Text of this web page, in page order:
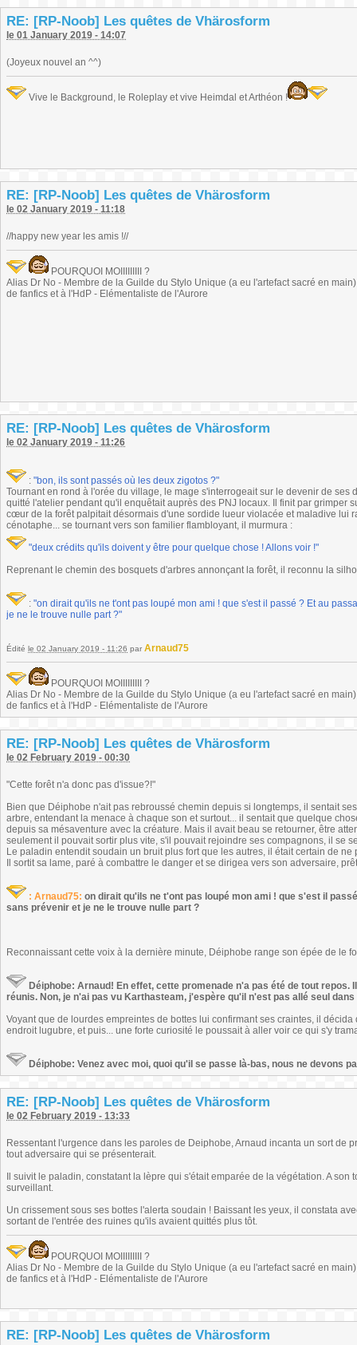
RE: [RP-Noob] Les quêtes de Vhärosform
le 01 January 2019 - 14:07
(Joyeux nouvel an ^^)
Vive le Background, le Roleplay et vive Heimdal et Arthéon !
RE: [RP-Noob] Les quêtes de Vhärosform
le 02 January 2019 - 11:18
//happy new year les amis !//
POURQUOI MOIIIIIIIII ?
Alias Dr No - Membre de la Guilde du Stylo Unique (a eu l'artefact sacré en
de fanfics et à l'HdP - Elémentaliste de l'Aurore
RE: [RP-Noob] Les quêtes de Vhärosform
le 02 January 2019 - 11:26
: "bon, ils sont passés où les deux zigotos ?"
Tournant en rond à l'orée du village, le mage s'interrogeait sur le devenir de
quitté l'atelier pendant qu'il enquêtait auprès des PNJ locaux. Il finit par grimper
cœur de la forêt palpitait désormais d'une sordide lueur violacée et maladive lui
cénotaphe... se tournant vers son familier flambloyant, il murmura :
"deux crédits qu'ils doivent y être pour quelque chose ! Allons voir !"
Reprenant le chemin des bosquets d'arbres annonçant la forêt, il reconnu la
: "on dirait qu'ils ne t'ont pas loupé mon ami ! que s'est il passé ? Et au
je ne le trouve nulle part ?"
Édité le 02 January 2019 - 11:26 par Arnaud75
POURQUOI MOIIIIIIIII ?
Alias Dr No - Membre de la Guilde du Stylo Unique (a eu l'artefact sacré en
de fanfics et à l'HdP - Elémentaliste de l'Aurore
RE: [RP-Noob] Les quêtes de Vhärosform
le 02 February 2019 - 00:30
"Cette forêt n'a donc pas d'issue?!"
Bien que Déiphobe n'ait pas rebroussé chemin depuis si longtemps, il sentait
arbre, entendant la menace à chaque son et surtout... il sentait que quelque
depuis sa mésaventure avec la créature. Mais il avait beau se retourner, être
seulement il pouvait sortir plus vite, s'il pouvait rejoindre ses compagnons, il se
Le paladin entendit soudain un bruit plus fort que les autres, il était certain de
Il sortit sa lame, paré à combattre le danger et se dirigea vers son adversaire,
: Arnaud75: on dirait qu'ils ne t'ont pas loupé mon ami ! que s'est il
sans prévenir et je ne le trouve nulle part ?
Reconnaissant cette voix à la dernière minute, Déiphobe range son épée de le
Déiphobe: Arnaud! En effet, cette promenade n'a pas été de tout
réunis. Non, je n'ai pas vu Karthasteam, j'espère qu'il n'est pas allé seul dans
Voyant que de lourdes empreintes de bottes lui confirmant ses craintes, il
endroit lugubre, et puis... une forte curiosité le poussait à aller voir ce qui s'y
Déiphobe: Venez avec moi, quoi qu'il se passe là-bas, nous ne devons
RE: [RP-Noob] Les quêtes de Vhärosform
le 02 February 2019 - 13:33
Ressentant l'urgence dans les paroles de Deiphobe, Arnaud incanta un sort de
tout adversaire qui se présenterait.
Il suivit le paladin, constatant la lèpre qui s'était emparée de la végétation. A
surveillant.
Un crissement sous ses bottes l'alerta soudain ! Baissant les yeux, il constata
sortant de l'entrée des ruines qu'ils avaient quittés plus tôt.
POURQUOI MOIIIIIIIII ?
Alias Dr No - Membre de la Guilde du Stylo Unique (a eu l'artefact sacré en
de fanfics et à l'HdP - Elémentaliste de l'Aurore
RE: [RP-Noob] Les quêtes de Vhärosform